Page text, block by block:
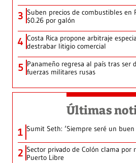
3 Suben precios de combustibles en
$0.26 por galón
4 Costa Rica propone arbitraje
destrabar litigio comercial
5 Panameño regresa al país tras ser
fuerzas militares rusas
Últimas
1 Sumit Seth: ‘Siempre seré un
2 Sector privado de Colón clama por
Puerto Libre